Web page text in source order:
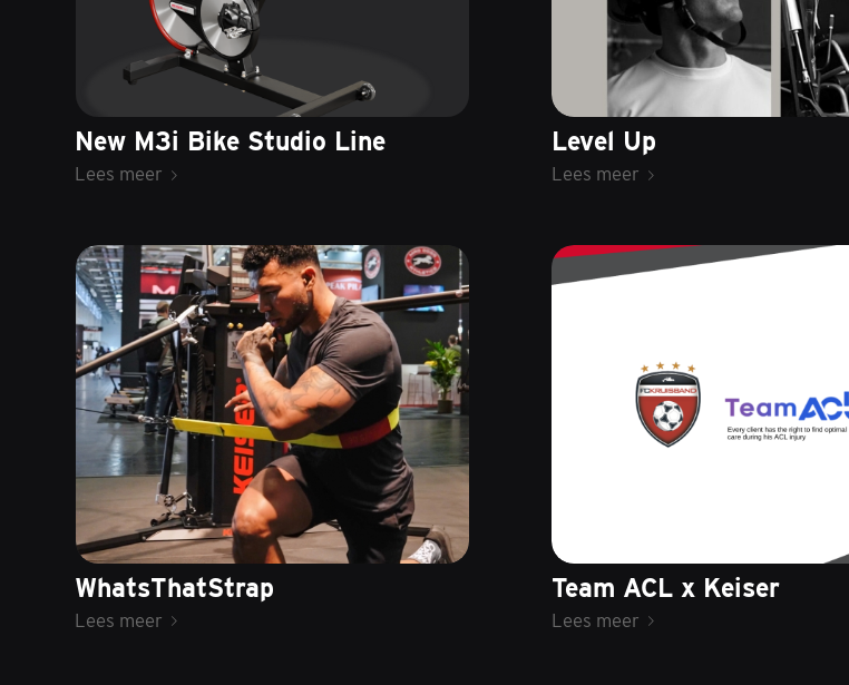
New M3i Bike Studio Line
Lees meer
Level Up
Lees meer
WhatsThatStrap
Lees meer
Team ACL x Keiser
Lees meer